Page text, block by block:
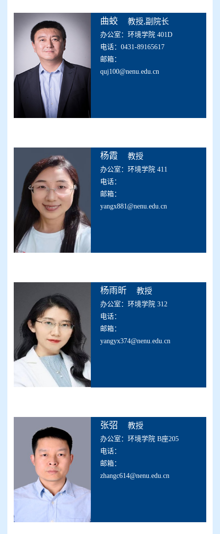
曲蛟 教授,副院长
办公室：环境学院 401D
电话：0431-89165617
邮箱：
quj100@nenu.edu.cn
杨霞 教授
办公室：环境学院 411
电话：
邮箱：
yangx881@nenu.edu.cn
杨雨昕 教授
办公室：环境学院 312
电话：
邮箱：
yangyx374@nenu.edu.cn
张弨 教授
办公室：环境学院 B座205
电话：
邮箱：
zhangc614@nenu.edu.cn